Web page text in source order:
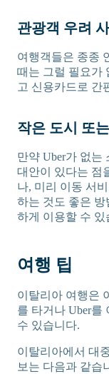
관광객 우려
여행객들은 종종
때는 그럴 필요가
고 신용카드로 간
작은 도시 또
만약 Uber가 없는
대안이 있다는 점
나, 미리 이동 서
하는 것도 좋은 방
하게 이용할 수 있
여행 팁
이탈리아 여행은
를 타거나 Uber를
수 있습니다.
이탈리아에서 대
보는 다음과 같습